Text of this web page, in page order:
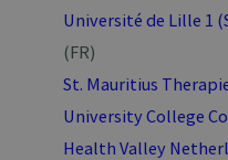
Université de Lille 1
(FR)
St. Mauritius
University College
Health Valley